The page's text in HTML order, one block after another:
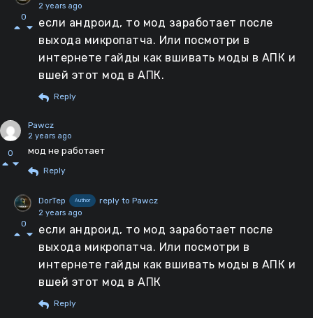
0
2 years ago
если андроид, то мод заработает после
выхода микропатча. Или посмотри в
интернете гайды как вшивать моды в АПК и
вшей этот мод в АПК.
Reply
0
Pawcz
2 years ago
мод не работает
Reply
0
DorTep Author reply to Pawcz
2 years ago
если андроид, то мод заработает после
выхода микропатча. Или посмотри в
интернете гайды как вшивать моды в АПК и
вшей этот мод в АПК
Reply